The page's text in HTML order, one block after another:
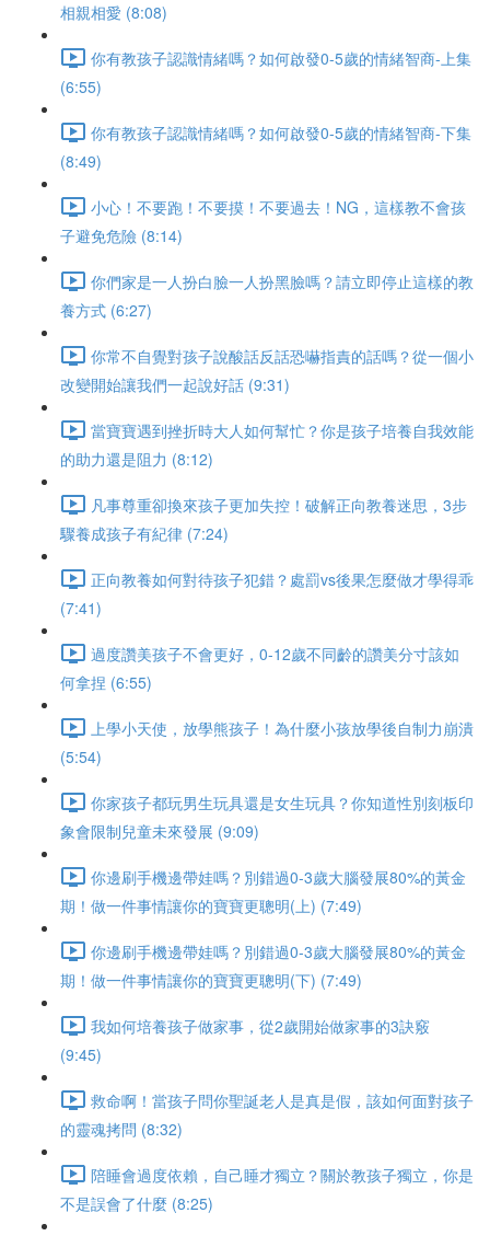
相親相愛 (8:08)
你有教孩子認識情緒嗎？如何啟發0-5歲的情緒智商-上集
(6:55)
你有教孩子認識情緒嗎？如何啟發0-5歲的情緒智商-下集
(8:49)
小心！不要跑！不要摸！不要過去！NG，這樣教不會孩
子避免危險 (8:14)
你們家是一人扮白臉一人扮黑臉嗎？請立即停止這樣的教
養方式 (6:27)
你常不自覺對孩子說酸話反話恐嚇指責的話嗎？從一個小
改變開始讓我們一起說好話 (9:31)
當寶寶遇到挫折時大人如何幫忙？你是孩子培養自我效能
的助力還是阻力 (8:12)
凡事尊重卻換來孩子更加失控！破解正向教養迷思，3步
驟養成孩子有紀律 (7:24)
正向教養如何對待孩子犯錯？處罰vs後果怎麼做才學得乖
(7:41)
過度讚美孩子不會更好，0-12歲不同齡的讚美分寸該如
何拿捏 (6:55)
上學小天使，放學熊孩子！為什麼小孩放學後自制力崩潰
(5:54)
你家孩子都玩男生玩具還是女生玩具？你知道性別刻板印
象會限制兒童未來發展 (9:09)
你邊刷手機邊帶娃嗎？別錯過0-3歲大腦發展80%的黃金
期！做一件事情讓你的寶寶更聰明(上) (7:49)
你邊刷手機邊帶娃嗎？別錯過0-3歲大腦發展80%的黃金
期！做一件事情讓你的寶寶更聰明(下) (7:49)
我如何培養孩子做家事，從2歲開始做家事的3訣竅
(9:45)
救命啊！當孩子問你聖誕老人是真是假，該如何面對孩子
的靈魂拷問 (8:32)
陪睡會過度依賴，自己睡才獨立？關於教孩子獨立，你是
不是誤會了什麼 (8:25)